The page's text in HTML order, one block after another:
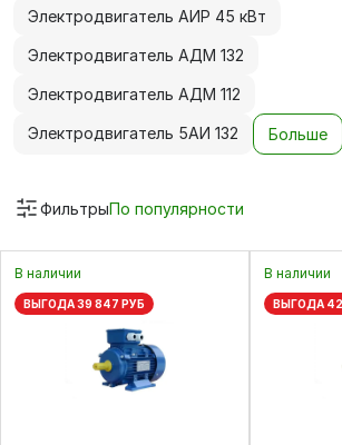
Электродвигатель АИР 45 кВт
Электродвигатель АДМ 132
Электродвигатель АДМ 112
Электродвигатель 5АИ 132 Больше
ФильтрыПо популярности
В наличии
ВЫГОДА 39 847 РУБ
В наличии
ВЫГОДА 42